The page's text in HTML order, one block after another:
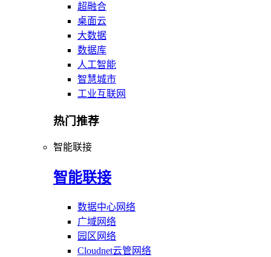
超融合
桌面云
大数据
数据库
人工智能
智慧城市
工业互联网
热门推荐
智能联接
智能联接
数据中心网络
广域网络
园区网络
Cloudnet云管网络